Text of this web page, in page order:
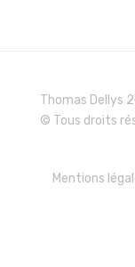
Thomas Dellys
© Tous droits
Mentions